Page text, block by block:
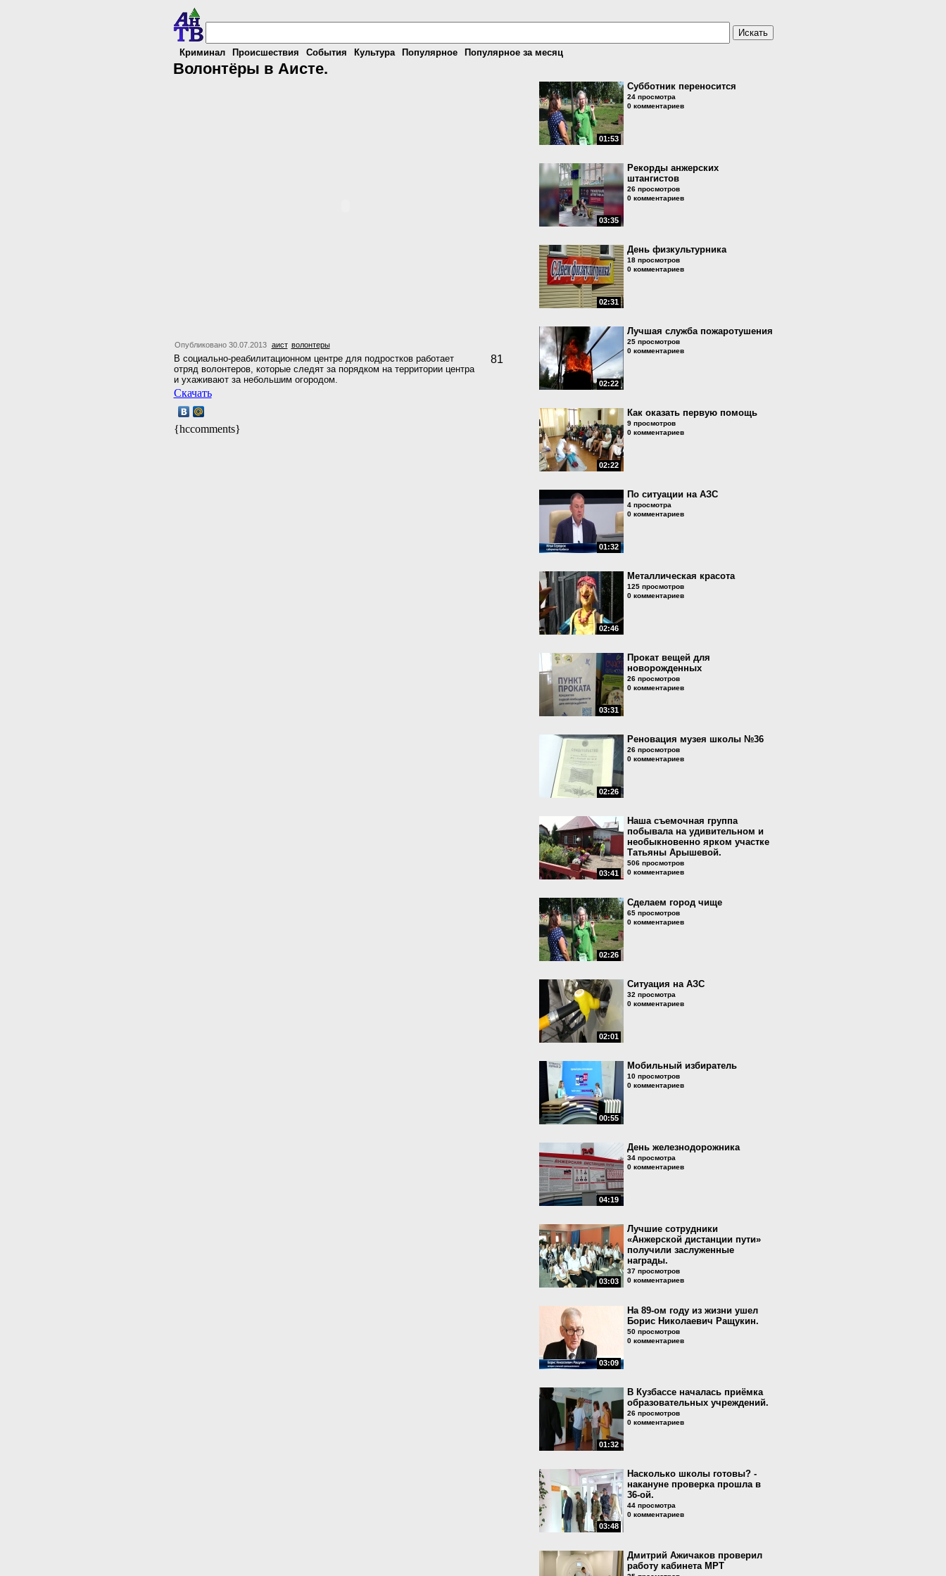
Криминал Происшествия События Культура Популярное Популярное за месяц
Волонтёры в Аисте.
Опубликовано 30.07.2013 аист волонтеры
В социально-реабилитационном центре для подростков работает
отряд волонтеров, которые следят за порядком на территории центра
и ухаживают за небольшим огородом.
81
Скачать
{hccomments}
01:53
Субботник переносится
24 просмотра
0 комментариев
03:35
Рекорды анжерских
штангистов
26 просмотров
0 комментариев
02:31
День физкультурника
18 просмотров
0 комментариев
02:22
Лучшая служба пожаротушения
25 просмотров
0 комментариев
02:22
Как оказать первую помощь
9 просмотров
0 комментариев
01:32
По ситуации на АЗС
4 просмотра
0 комментариев
02:46
Металлическая красота
125 просмотров
0 комментариев
03:31
Прокат вещей для
новорожденных
26 просмотров
0 комментариев
02:26
Реновация музея школы №36
26 просмотров
0 комментариев
03:41
Наша съемочная группа
побывала на удивительном и
необыкновенно ярком участке
Татьяны Арышевой.
506 просмотров
0 комментариев
02:26
Сделаем город чище
65 просмотров
0 комментариев
02:01
Ситуация на АЗС
32 просмотра
0 комментариев
00:55
Мобильный избиратель
10 просмотров
0 комментариев
04:19
День железнодорожника
34 просмотра
0 комментариев
03:03
Лучшие сотрудники
«Анжерской дистанции пути»
получили заслуженные
награды.
37 просмотров
0 комментариев
03:09
На 89-ом году из жизни ушел
Борис Николаевич Ращукин.
50 просмотров
0 комментариев
01:32
В Кузбассе началась приёмка
образовательных учреждений.
26 просмотров
0 комментариев
03:48
Насколько школы готовы? -
накануне проверка прошла в
36-ой.
44 просмотра
0 комментариев
Дмитрий Ажичаков проверил
работу кабинета МРТ